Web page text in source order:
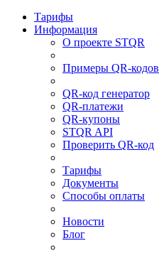
Тарифы
Информация
О проекте STQR
Примеры QR-кодов
QR-код генератор
QR-платежи
QR-купоны
STQR API
Проверить QR-код
Тарифы
Документы
Способы оплаты
Новости
Блог